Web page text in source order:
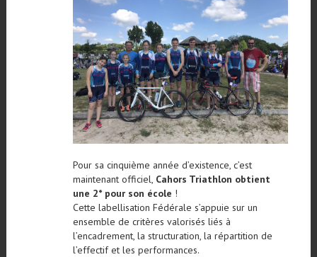
Pour sa cinquième année d’existence, c’est
maintenant officiel, Cahors Triathlon obtient
une 2* pour son école !
Cette labellisation Fédérale s’appuie sur un
ensemble de critères valorisés liés à
l’encadrement, la structuration, la répartition de
l’effectif et les performances.